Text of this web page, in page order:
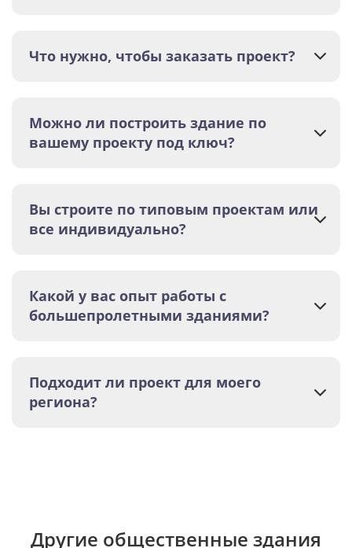
Что нужно, чтобы заказать проект?
Можно ли построить здание по
вашему проекту под ключ?
Вы строите по типовым проектам или
все индивидуально?
Какой у вас опыт работы с
большепролетными зданиями?
Подходит ли проект для моего
региона?
Другие общественные здания